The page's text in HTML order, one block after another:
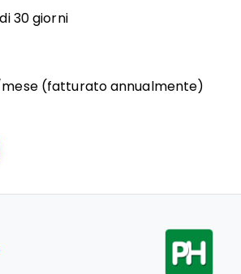
30 giorni
(fatturato annualmente)